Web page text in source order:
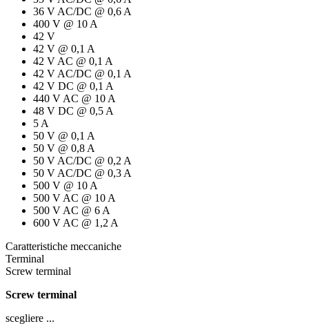
36 V AC/DC @ 0,6 A
400 V @ 10 A
42 V
42 V @ 0,1 A
42 V AC @ 0,1 A
42 V AC/DC @ 0,1 A
42 V DC @ 0,1 A
440 V AC @ 10 A
48 V DC @ 0,5 A
5 A
50 V @ 0,1 A
50 V @ 0,8 A
50 V AC/DC @ 0,2 A
50 V AC/DC @ 0,3 A
500 V @ 10 A
500 V AC @ 10 A
500 V AC @ 6 A
600 V AC @ 1,2 A
Caratteristiche meccaniche
Terminal
Screw terminal
Screw terminal
scegliere ...